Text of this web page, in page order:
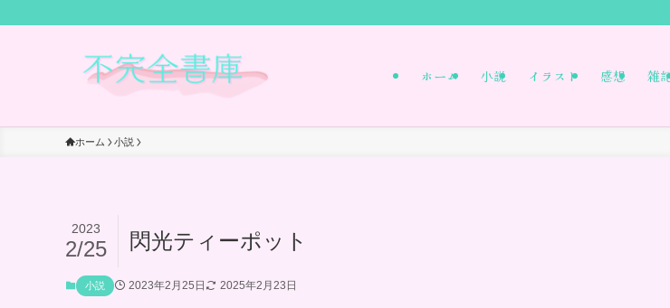
ホーム 小説 イラスト 感想 雑
ホーム 小説
閃光ティーポット
2023
2/25
小説 2023年2月25日 2025年2月23日